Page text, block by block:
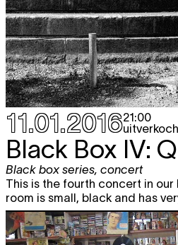
11.01.201621:00
Black Box IV:
Black box series, concert
This is the fourth concert in
room is small, black and has